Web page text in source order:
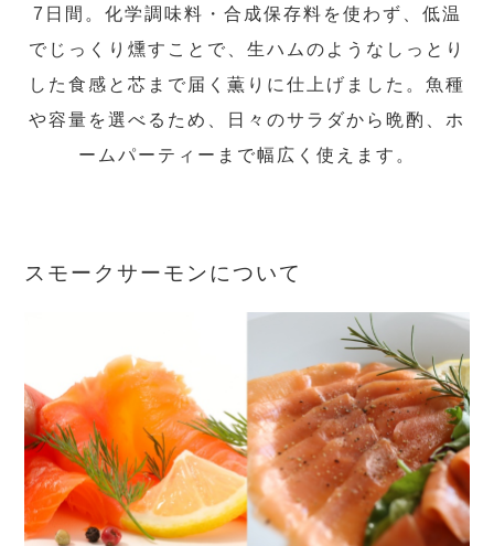
7日間。化学調味料・合成保存料を使わず、低温
でじっくり燻すことで、生ハムのようなしっとり
した食感と芯まで届く薫りに仕上げました。魚種
や容量を選べるため、日々のサラダから晩酌、ホ
ームパーティーまで幅広く使えます。
スモークサーモンについて